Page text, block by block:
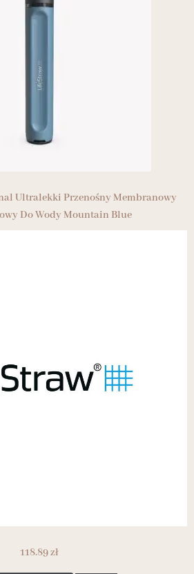
Ultralekki Przenośny Membranowy
Do Wody Mountain Blue
118.89zł